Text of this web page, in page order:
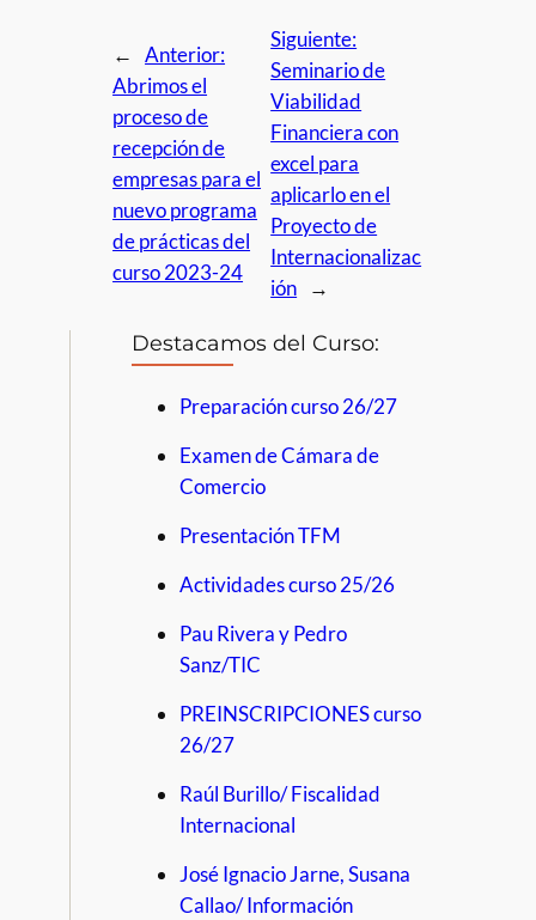
←
Anterior:
Abrimos el
proceso de
recepción de
empresas para el
nuevo programa
de prácticas del
curso 2023-24
Siguiente:
Seminario de
Viabilidad
Financiera con
excel para
aplicarlo en el
Proyecto de
Internacionalizac
ión
→
Destacamos del Curso:
Preparación curso 26/27
Examen de Cámara de
Comercio
Presentación TFM
Actividades curso 25/26
Pau Rivera y Pedro
Sanz/TIC
PREINSCRIPCIONES curso
26/27
Raúl Burillo/ Fiscalidad
Internacional
José Ignacio Jarne, Susana
Callao/ Información